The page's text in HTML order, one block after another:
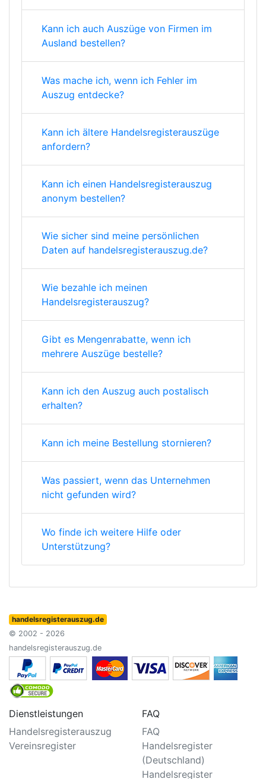
Kann ich auch Auszüge von Firmen im
Ausland bestellen?
Was mache ich, wenn ich Fehler im
Auszug entdecke?
Kann ich ältere Handelsregisterauszüge
anfordern?
Kann ich einen Handelsregisterauszug
anonym bestellen?
Wie sicher sind meine persönlichen
Daten auf handelsregisterauszug.de?
Wie bezahle ich meinen
Handelsregisterauszug?
Gibt es Mengenrabatte, wenn ich
mehrere Auszüge bestelle?
Kann ich den Auszug auch postalisch
erhalten?
Kann ich meine Bestellung stornieren?
Was passiert, wenn das Unternehmen
nicht gefunden wird?
Wo finde ich weitere Hilfe oder
Unterstützung?
handelsregisterauszug.de
© 2002 - 2026
handelsregisterauszug.de
Dienstleistungen
Handelsregisterauszug
Vereinsregister
FAQ
FAQ
Handelsregister
(Deutschland)
Handelsregister